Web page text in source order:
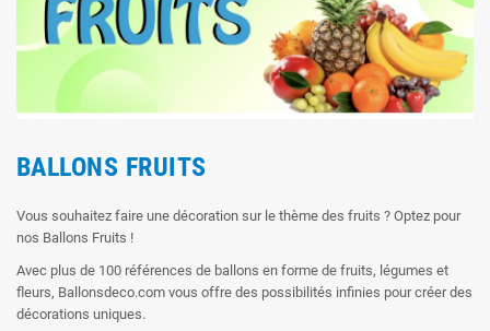
BALLONS FRUITS
Vous souhaitez faire une décoration sur le thème des fruits ? Optez pour
nos Ballons Fruits !
Avec plus de 100 références de ballons en forme de fruits, légumes et
fleurs, Ballonsdeco.com vous offre des possibilités infinies pour créer des
décorations uniques.